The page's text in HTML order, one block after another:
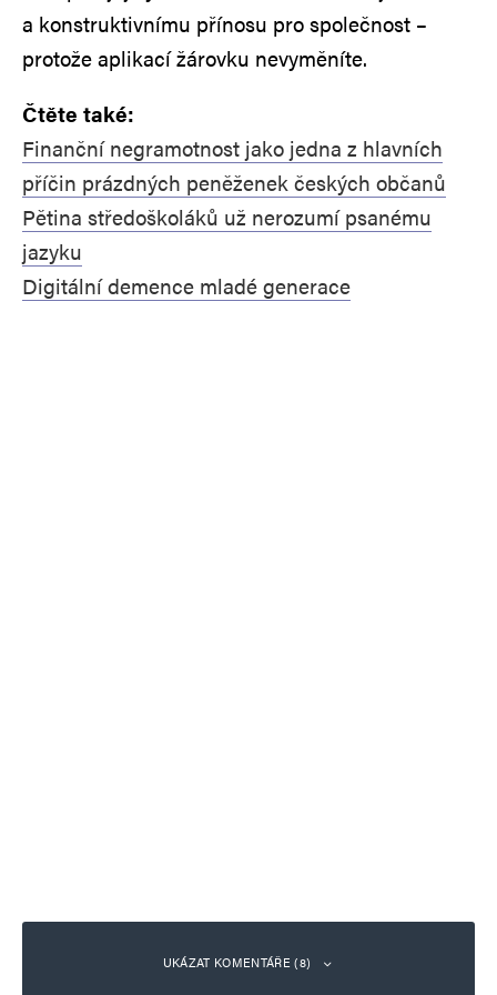
a konstruktivnímu přínosu pro společnost –
protože aplikací žárovku nevyměníte.
Čtěte také:
Finanční negramotnost jako jedna z hlavních
příčin prázdných peněženek českých občanů
Pětina středoškoláků už nerozumí psanému
jazyku
Digitální demence mladé generace
UKÁZAT KOMENTÁŘE (8)